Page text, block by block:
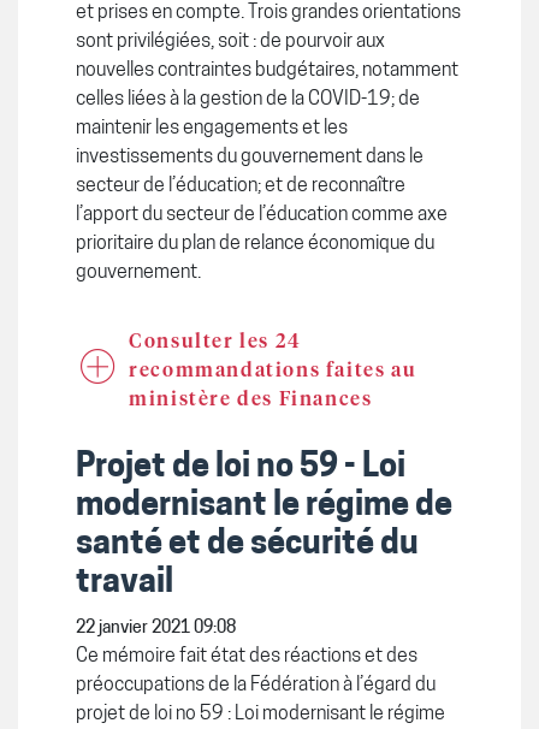
et prises en compte. Trois grandes orientations
sont privilégiées, soit : de pourvoir aux
nouvelles contraintes budgétaires, notamment
celles liées à la gestion de la COVID-19; de
maintenir les engagements et les
investissements du gouvernement dans le
secteur de l’éducation; et de reconnaître
l’apport du secteur de l’éducation comme axe
prioritaire du plan de relance économique du
gouvernement.
Consulter les 24
recommandations faites au
ministère des Finances
Projet de loi no 59 - Loi
modernisant le régime de
santé et de sécurité du
travail
22 janvier 2021 09:08
Ce mémoire fait état des réactions et des
préoccupations de la Fédération à l’égard du
projet de loi no 59 : Loi modernisant le régime